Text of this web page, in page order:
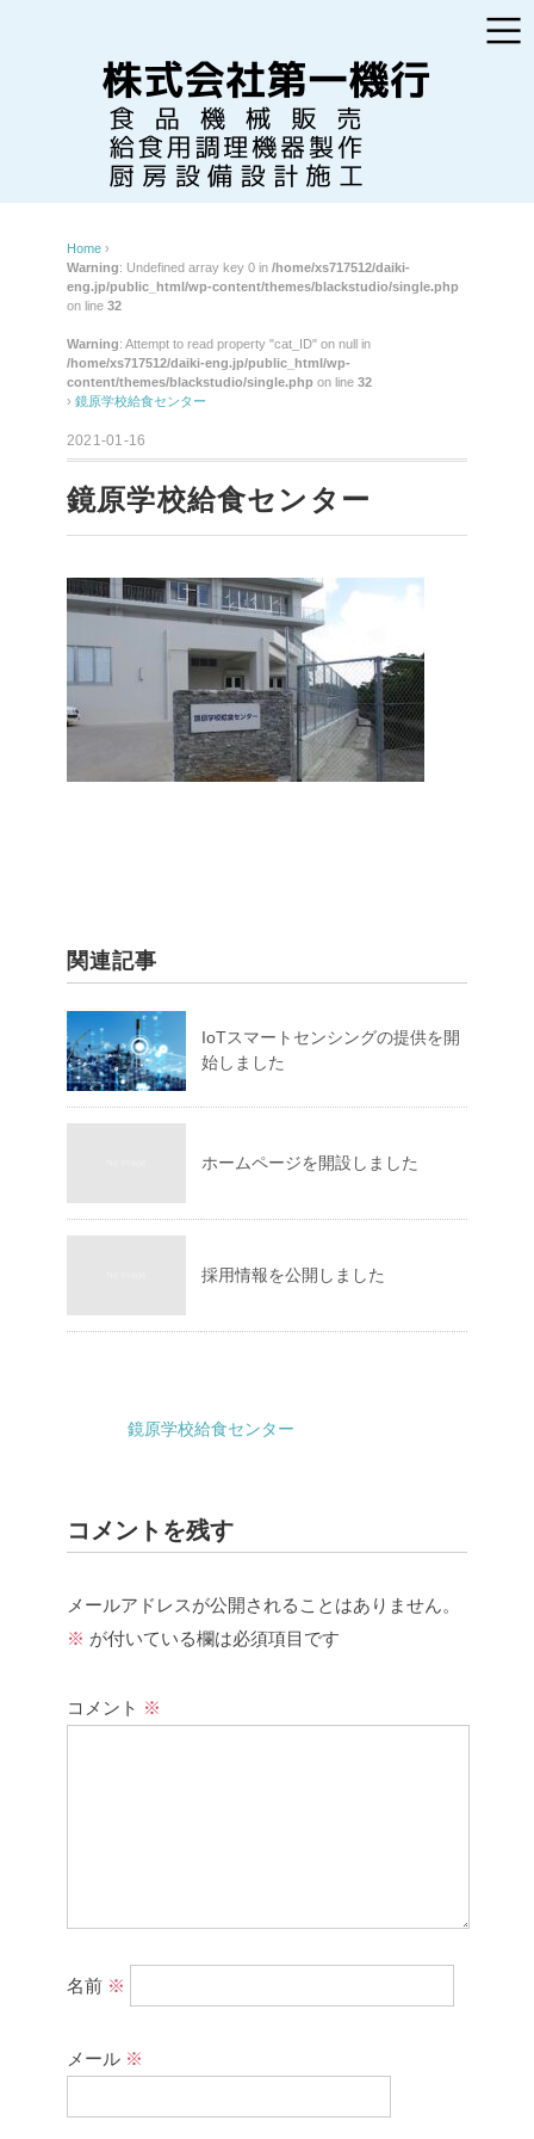
Home ›
Warning: Undefined array key 0 in /home/xs717512/daiki-
eng.jp/public_html/wp-content/themes/blackstudio/single.php
on line 32
Warning: Attempt to read property "cat_ID" on null in
/home/xs717512/daiki-eng.jp/public_html/wp-
content/themes/blackstudio/single.php on line 32
› 鏡原学校給食センター
2021-01-16
鏡原学校給食センター
関連記事
IoTスマートセンシングの提供を開
始しました
ホームページを開設しました
採用情報を公開しました
鏡原学校給食センター
コメントを残す
メールアドレスが公開されることはありません。
※ が付いている欄は必須項目です
コメント ※
名前 ※
メール ※